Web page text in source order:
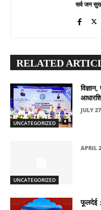
सर्व जन
RELATED
UNCATEGORIZED
JULY
UNCATEGORIZED
APRIL
फूलदेई :